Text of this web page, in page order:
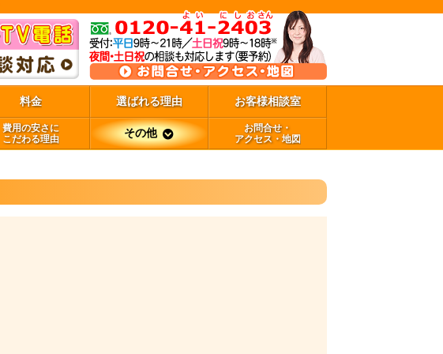
料金 選ばれる理由 お客様相談室
費用の安さに
こだわる理由
その他
お問合せ・
アクセス・地図